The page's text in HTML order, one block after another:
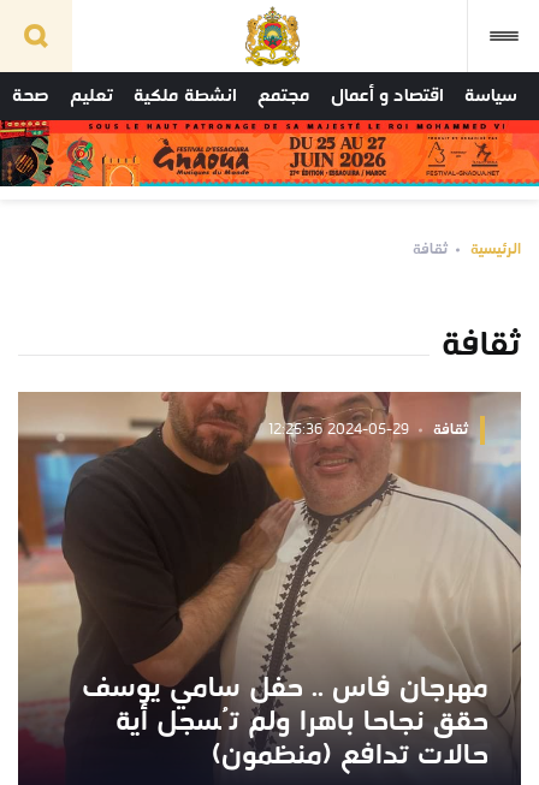
سياسة اقتصاد و أعمال مجتمع انشطة ملكية تعليم صحة
الرئيسية ثقافة
ثقافة
ثقافة 2024-05-29 12:25:36
مهرجان فاس .. حفل سامي يوسف
حقق نجاحا باهرا ولم تُسجل أية
حالات تدافع (منظمون)